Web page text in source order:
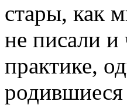
стары, как
не писали и
практике,
родившиеся